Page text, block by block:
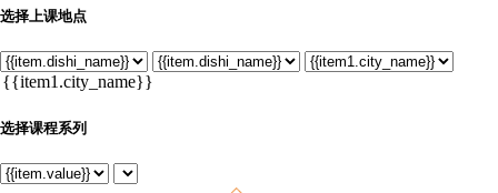
选择上课地点
选择课程系列